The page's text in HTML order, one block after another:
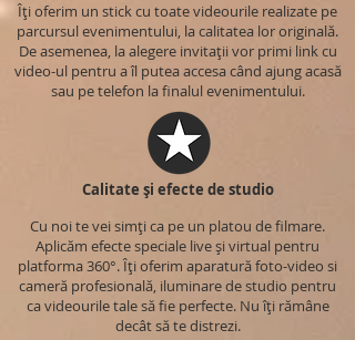
Îți oferim un stick cu toate videourile realizate pe
parcursul evenimentului, la calitatea lor originală.
De asemenea, la alegere invitații vor primi link cu
video-ul pentru a îl putea accesa când ajung acasă
sau pe telefon la finalul evenimentului.
Calitate și efecte de studio
Cu noi te vei simți ca pe un platou de filmare.
Aplicăm efecte speciale live și virtual pentru
platforma 360°. Îți oferim aparatură foto-video si
cameră profesională, iluminare de studio pentru
ca videourile tale să fie perfecte. Nu îți rămâne
decât să te distrezi.